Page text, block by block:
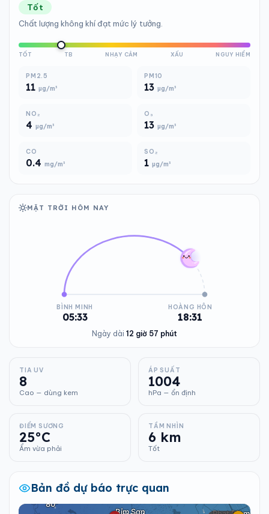
Tốt
Chất lượng không khí đạt mức lý tưởng.
TỐT TB NHẠY CẢM XẤU NGUY HIỂM
PM2.5
11 µg/m³
PM10
13 µg/m³
NO₂
4 µg/m³
O₃
13 µg/m³
CO
0.4 mg/m³
SO₂
1 µg/m³
MẶT TRỜI HÔM NAY
BÌNH MINH
05:33
HOÀNG HÔN
18:31
Ngày dài 12 giờ 57 phút
TIA UV
8
Cao — dùng kem
ÁP SUẤT
1004
hPa — ổn định
ĐIỂM SƯƠNG
25°C
Ẩm vừa phải
TẦM NHÌN
6 km
Tốt
Bản đồ dự báo trực quan